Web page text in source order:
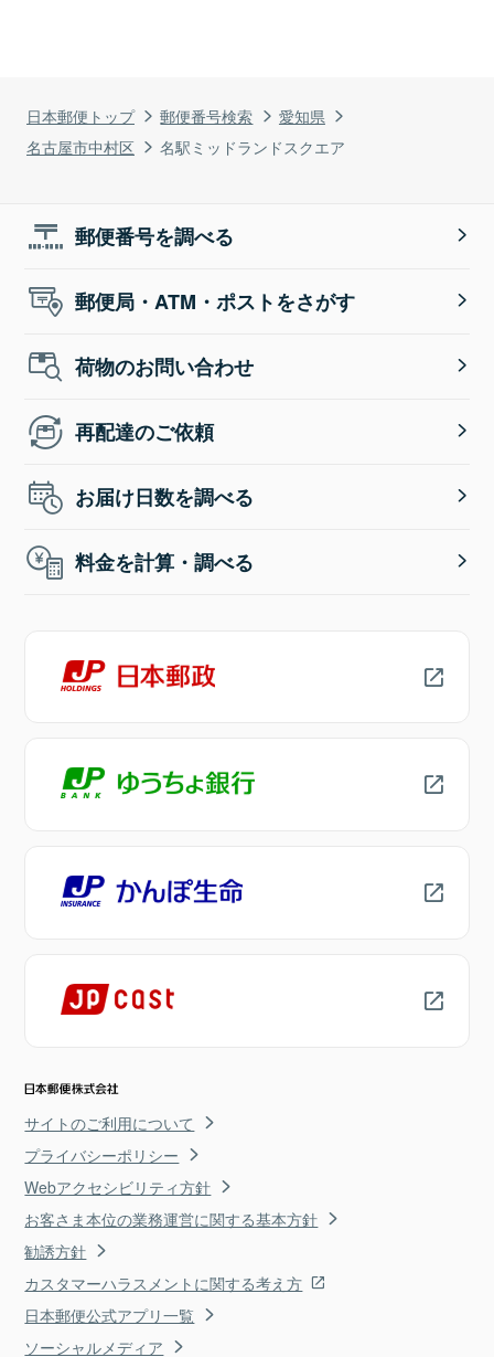
日本郵便トップ 郵便番号検索
愛知県
名古屋市中村区
名駅ミッドランドスクエア
郵便番号を調べる
郵便局・ATM・ポストをさがす
荷物のお問い合わせ
再配達のご依頼
お届け日数を調べる
料金を計算・調べる
サイトのご利用について
プライバシーポリシー
Webアクセシビリティ方針
お客さま本位の業務運営に関する基本方針
勧誘方針
カスタマーハラスメントに関する考え方
日本郵便公式アプリ一覧
ソーシャルメディア